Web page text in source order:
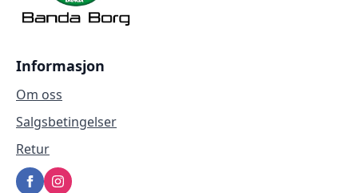
Informasjon
Om oss
Salgsbetingelser
Retur